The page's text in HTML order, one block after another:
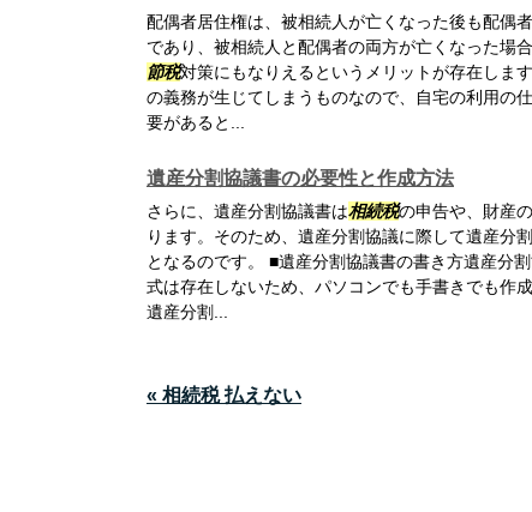
配偶者居住権は、被相続人が亡くなった後も配偶
であり、被相続人と配偶者の両方が亡くなった場
節税対策にもなりえるというメリットが存在しま
の義務が生じてしまうものなので、自宅の利用の
要があると...
遺産分割協議書の必要性と作成方法
さらに、遺産分割協議書は相続税の申告や、財産
ります。そのため、遺産分割協議に際して遺産分
となるのです。 ■遺産分割協議書の書き方遺産分
式は存在しないため、パソコンでも手書きでも作
遺産分割...
« 相続税 払えない